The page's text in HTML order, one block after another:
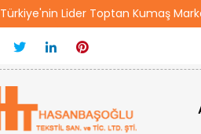
Türkiye'nin Lider Toptan Kumaş